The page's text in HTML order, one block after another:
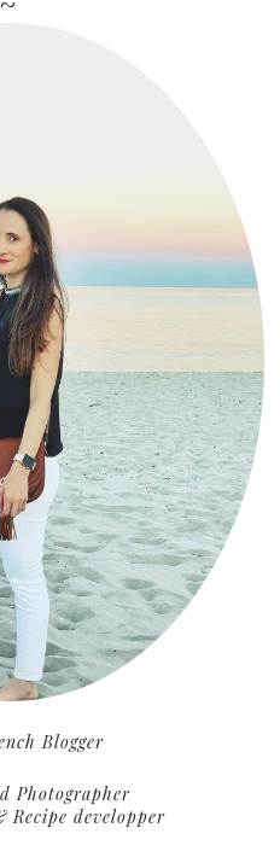
Blogger
Photographer
Recipe developper